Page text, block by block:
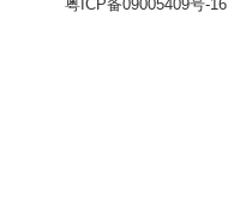
粤ICP备09005409号-16